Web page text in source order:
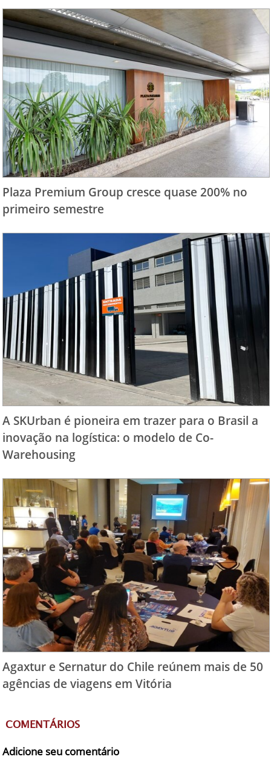
Plaza Premium Group cresce quase 200% no
primeiro semestre
A SKUrban é pioneira em trazer para o Brasil a
inovação na logística: o modelo de Co-
Warehousing
Agaxtur e Sernatur do Chile reúnem mais de 50
agências de viagens em Vitória
COMENTÁRIOS
Adicione seu comentário